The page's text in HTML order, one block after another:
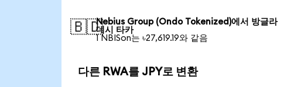
🇧🇩Nebius Group (Ondo Tokenized)에서 방글라
데시 타카
1 NBISon는 ৳27,619.19와 같음
다른 RWA를 JPY로 변환